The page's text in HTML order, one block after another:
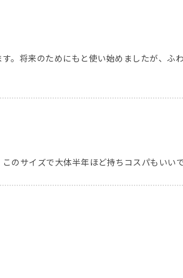
。将来のためにもと使い始めましたが、
のサイズで大体半年ほど持ちコスパもい